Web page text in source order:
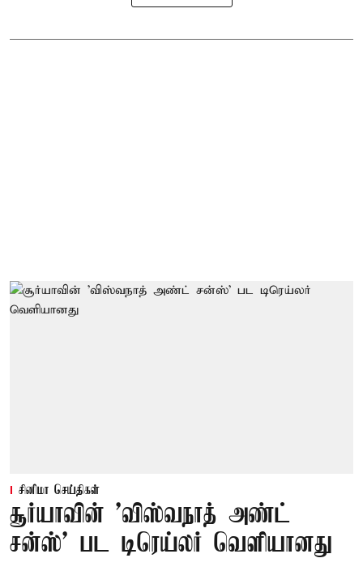
சினிமா செய்திகள்
சூர்யாவின் 'விஸ்வநாத் அண்ட்
சன்ஸ்' பட டிரெய்லர் வெளியானது